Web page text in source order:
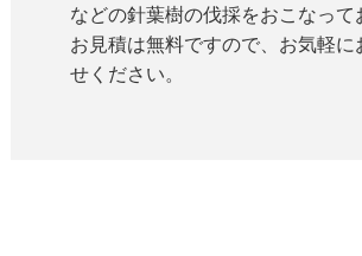
などの針葉樹の伐採をおこなって
お見積は無料ですので、お気軽に
せください。